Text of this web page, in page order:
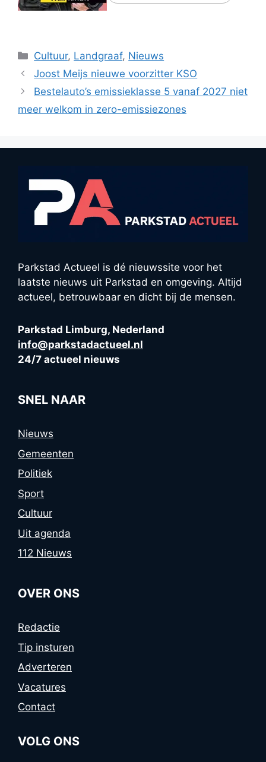
Categorieën
Cultuur, Landgraaf, Nieuws
Joost Meijs nieuwe voorzitter KSO
Bestelauto’s emissieklasse 5 vanaf 2027 niet
meer welkom in zero-emissiezones
Parkstad Actueel is dé nieuwssite voor het
laatste nieuws uit Parkstad en omgeving. Altijd
actueel, betrouwbaar en dicht bij de mensen.
Parkstad Limburg, Nederland
info@parkstadactueel.nl
24/7 actueel nieuws
SNEL NAAR
Nieuws
Gemeenten
Politiek
Sport
Cultuur
Uit agenda
112 Nieuws
OVER ONS
Redactie
Tip insturen
Adverteren
Vacatures
Contact
VOLG ONS